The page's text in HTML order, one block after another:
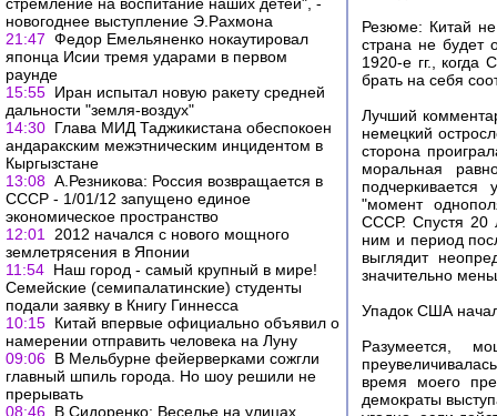
новогоднее выступление Э.Рахмона
21:47 Федор Емельяненко нокаутировал
японца Исии тремя ударами в первом
раунде
15:55 Иран испытал новую ракету средней
дальности "земля-воздух"
14:30 Глава МИД Таджикистана обеспокоен
андаракским межэтническим инцидентом в
Кыргызстане
13:08 А.Резникова: Россия возвращается в
СССР - 1/01/12 запущено единое
экономическое пространство
12:01
2012 начался c нового мощного
землетрясения в Японии
11:54 Наш город - самый крупный в мире!
Семейские (семипалатинские) студенты
подали заявку в Книгу Гиннесса
10:15 Китай впервые официально объявил о
намерении отправить человека на Луну
09:06 В Мельбурне фейерверками сожгли
главный шпиль города. Но шоу решили не
прерывать
08:46 В.Сидоренко: Веселье на улицах
Резюме: Китай
страна не будет
1920-е гг.,
брать на себя
Лучший
немецкий
сторона
моральная
"момент
СССР. Спустя 20
ним и период
выглядит
значительно
Упадок США
Разумеется,
время моего
демократы